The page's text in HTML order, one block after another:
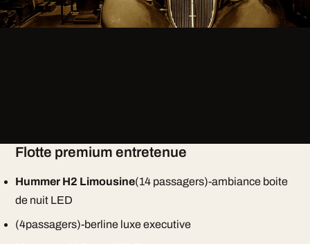
Flotte premium entretenue
Hummer H2 Limousine(14 passagers)-ambiance boite
de nuit LED
(4passagers)-berline luxe executive